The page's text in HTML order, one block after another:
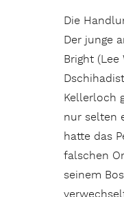
Die
Der junge
Bright
Kellerloch
nur selten
hatte das
falschen
seinem